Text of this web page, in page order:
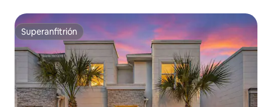
Superanfitrión
Superanfitrión